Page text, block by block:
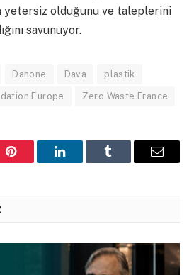
yetersiz olduğunu ve taleplerini
savunuyor.
Danone Dava plastik
Europe Zero Waste France
Pinterest LinkedInTumblr Email